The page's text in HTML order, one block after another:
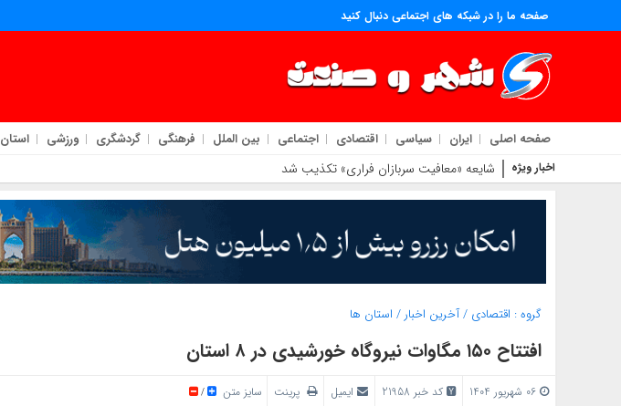
صفحه ما را در شبکه های اجتماعی دنبال کنید
صفحه اصلی ایران سیاسی اقتصادی اجتماعی بین الملل فرهنگی گردشگری ورزشی
اخبار ویژه شایعه «معافیت سربازان فراری» تکذیب شد
گروه : اقتصادی /آخرین اخبار / استان ها
افتتاح ۱۵۰ مگاوات نیروگاه خورشیدی در ۸ استان
کد خبر 21958 ایمیل پرینت سایز متن /